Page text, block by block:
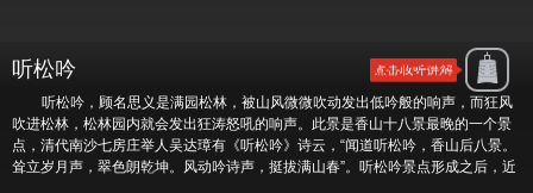
听松吟
听松吟，顾名思义是满园松林，被山风微微吹动发出低吟般的响声，而狂风
吹进松林，松林园内就会发出狂涛怒吼的响声。此景是香山十八景最晚的一个景
点，清代南沙七房庄举人吴达璋有《听松吟》诗云，“闻道听松吟，香山后八景。
耸立岁月声，翠色朗乾坤。风动吟诗声，挺拔满山春”。听松吟景点形成之后，近